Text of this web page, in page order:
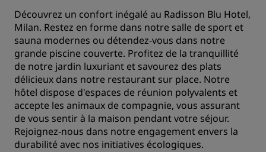
Découvrez un confort inégalé au Radisson Blu Hotel,
Milan. Restez en forme dans notre salle de sport et
sauna modernes ou détendez-vous dans notre
grande piscine couverte. Profitez de la tranquillité
de notre jardin luxuriant et savourez des plats
délicieux dans notre restaurant sur place. Notre
hôtel dispose d'espaces de réunion polyvalents et
accepte les animaux de compagnie, vous assurant
de vous sentir à la maison pendant votre séjour.
Rejoignez-nous dans notre engagement envers la
durabilité avec nos initiatives écologiques.